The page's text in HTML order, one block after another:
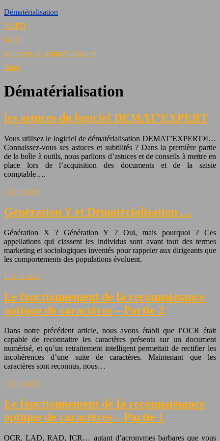
Dématérialisation
RGPD
GED
Solutions de dématérialisation
Blog
Dématérialisation
les astuces du logiciel DEMAT’EXPERT
Vous utilisez le logiciel de dématérialisation DEMAT’EXPERT®…
Connaissez-vous ses astuces et subtilités ? Dans la première partie
de la boîte à outils, nous parlions d’astuces et de conseils à mettre en
place lors de l’acquisition des documents et de la saisie
comptable….
Lire la suite
Génération Y et Dématérialisation …
Génération X ? Génération Y ? Oui, mais pourquoi ? Ces
appellations qui classent les individus sont avant tout des termes
marketing et sociologiques inventés pour rappeler aux dirigeants que
les comportements des populations évoluent.
Lire la suite
Le fonctionnement de la reconnaissance
optique de caractères – Partie 2
Dans notre précédent article, nous avons établi que l’OCR était
capable de reconnaitre les caractères présents sur un document
numérisé, et qu’un retraitement intelligent permettait de rectifier les
incohérences d’une suite de caractères. Maintenant que les
caractères sont reconnus, nous…
Lire la suite
Le fonctionnement de la reconnaissance
optique de caractères – Partie 1
OCR, LAD, RAD, ICR… autant d’acronymes barbares que vous